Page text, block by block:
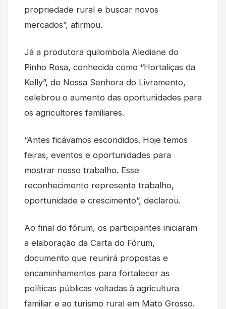
propriedade rural e buscar novos
mercados”, afirmou.
Já a produtora quilombola Alediane do
Pinho Rosa, conhecida como “Hortaliças da
Kelly”, de Nossa Senhora do Livramento,
celebrou o aumento das oportunidades para
os agricultores familiares.
“Antes ficávamos escondidos. Hoje temos
feiras, eventos e oportunidades para
mostrar nosso trabalho. Esse
reconhecimento representa trabalho,
oportunidade e crescimento”, declarou.
Ao final do fórum, os participantes iniciaram
a elaboração da Carta do Fórum,
documento que reunirá propostas e
encaminhamentos para fortalecer as
políticas públicas voltadas à agricultura
familiar e ao turismo rural em Mato Grosso.